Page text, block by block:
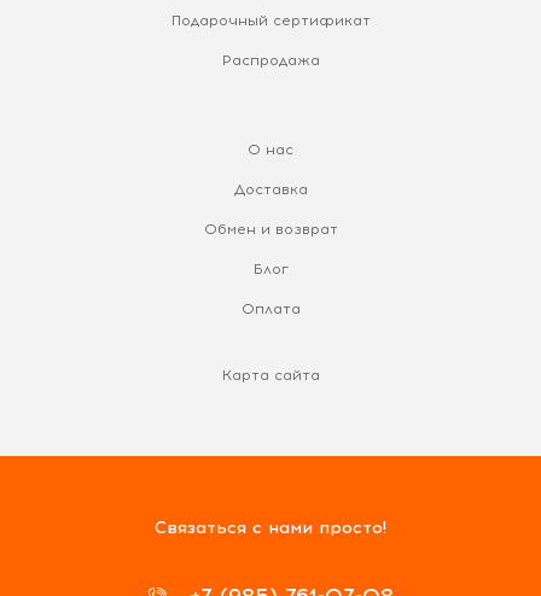
Подарочный сертификат
Распродажа
О нас
Доставка
Обмен и возврат
Блог
Оплата
Карта сайта
Связаться с нами просто!